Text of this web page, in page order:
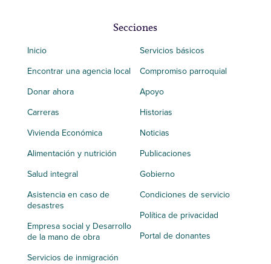
Secciones
Inicio
Encontrar una agencia local
Donar ahora
Carreras
Vivienda Económica
Alimentación y nutrición
Salud integral
Asistencia en caso de
desastres
Empresa social y Desarrollo
de la mano de obra
Servicios de inmigración
Servicios básicos
Compromiso parroquial
Apoyo
Historias
Noticias
Publicaciones
Gobierno
Condiciones de servicio
Política de privacidad
Portal de donantes